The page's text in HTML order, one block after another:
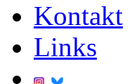
Kontakt
Links